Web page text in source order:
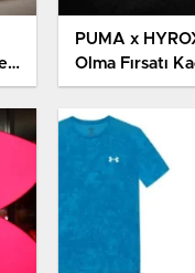
PUMA x
Olma Fırsatı